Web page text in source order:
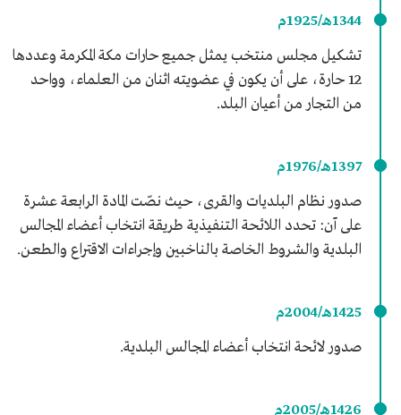
1344هـ/1925م
تشكيل مجلس منتخب يمثل جميع حارات مكة المكرمة وعددها
12 حارة، على أن يكون في عضويته اثنان من العلماء، وواحد
من التجار من أعيان البلد.
1397هـ/1976م
صدور نظام البلديات والقرى، حيث نصّت المادة الرابعة عشرة
على آن: تحدد اللائحة التنفيذية طريقة انتخاب أعضاء المجالس
البلدية والشروط الخاصة بالناخبين وإجراءات الاقتراع والطعن.
1425هـ/2004م
صدور لائحة انتخاب أعضاء المجالس البلدية.
1426هـ/2005م